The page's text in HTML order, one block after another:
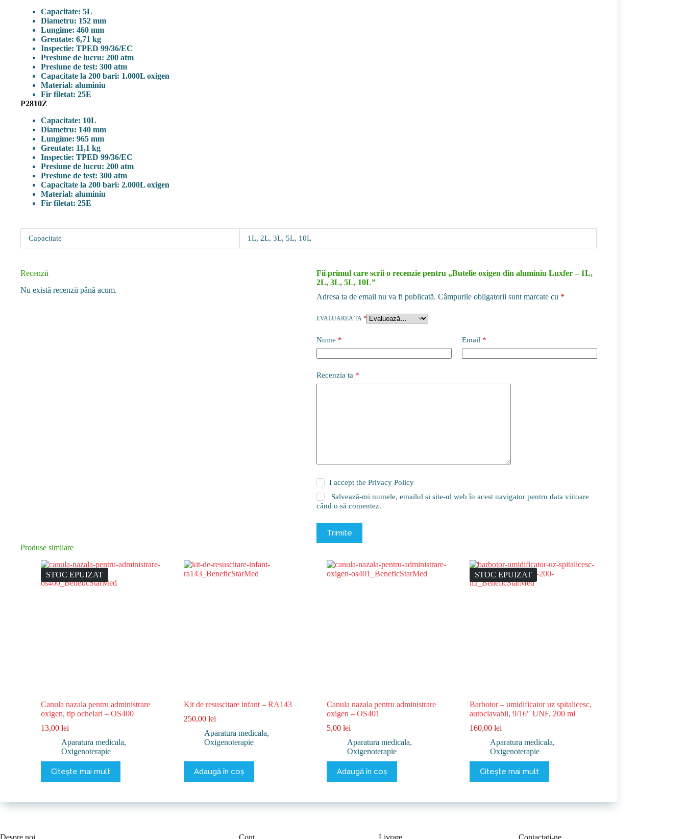
Capacitate: 5L
Diametru: 152 mm
Lungime: 460 mm
Greutate: 6,71 kg
Inspectie: TPED 99/36/EC
Presiune de lucru: 200 atm
Presiune de test: 300 atm
Capacitate la 200 bari: 1.000L oxigen
Material: aluminiu
Fir filetat: 25E
P2810Z
Capacitate: 10L
Diametru: 140 mm
Lungime: 965 mm
Greutate: 11,1 kg
Inspectie: TPED 99/36/EC
Presiune de lucru: 200 atm
Presiune de test: 300 atm
Capacitate la 200 bari: 2.000L oxigen
Material: aluminiu
Fir filetat: 25E
Capacitate 1L, 2L, 3L, 5L, 10L
Recenzii
Nu există recenzii până acum.
Fii primul care scrii o recenzie pentru „Butelie oxigen din aluminiu Luxfer – 1L,
2L, 3L, 5L, 10L”
Adresa ta de email nu va fi publicată. Câmpurile obligatorii sunt marcate cu *
EVALUAREA TA *
Nume * Email *
Recenzia ta *
I accept the Privacy Policy
Salvează-mi numele, emailul și site-ul web în acest navigator pentru data viitoare
când o să comentez.
Trimite
Produse similare
STOC EPUIZAT
Canula nazala pentru administrare
oxigen, tip ochelari – OS400
13,00 lei
Aparatura medicala,
Oxigenoterapie
Citește mai mult
Kit de resuscitare infant – RA143
250,00 lei
Aparatura medicala,
Oxigenoterapie
Adaugă în coș
Canula nazala pentru administrare
oxigen – OS401
5,00 lei
Aparatura medicala,
Oxigenoterapie
Adaugă în coș
STOC EPUIZAT
Barbotor – umidificator uz spitalicesc,
autoclavabil, 9/16″ UNF, 200 ml
160,00 lei
Aparatura medicala,
Oxigenoterapie
Citește mai mult